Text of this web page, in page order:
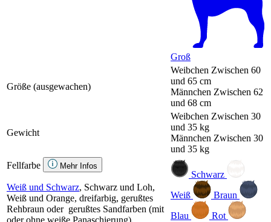
Groß
Größe (ausgewachen)
Weibchen Zwischen 60
und 65 cm
Männchen Zwischen 62
und 68 cm
Gewicht
Weibchen Zwischen 30
und 35 kg
Männchen Zwischen 30
und 35 kg
Fellfarbe
Mehr Infos
Weiß und Schwarz, Schwarz und Loh,
Weiß und Orange, dreifarbig, gerußtes
Rehbraun oder gerußtes Sandfarben (mit
oder ohne weiße Panaschierung).
Schwarz
Weiß
Braun
Blau
Rot